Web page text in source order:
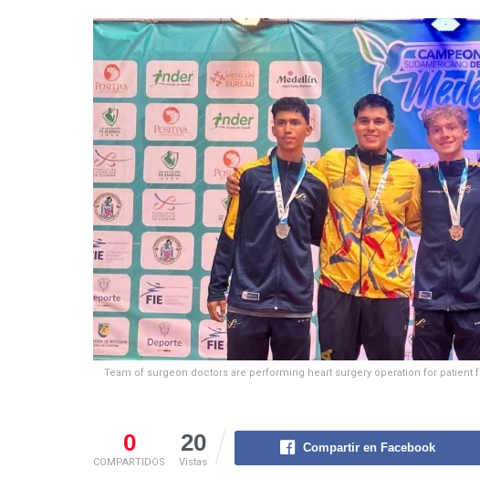
Team of surgeon doctors are performing heart surgery operation for
0
COMPARTIDOS
20
Vistas
Compartir en Facebook